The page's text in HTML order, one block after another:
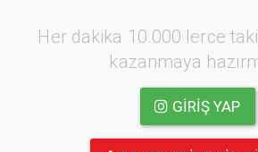
Her dakika 10.000 lerce
kazanmaya
GIRIŞ YAP